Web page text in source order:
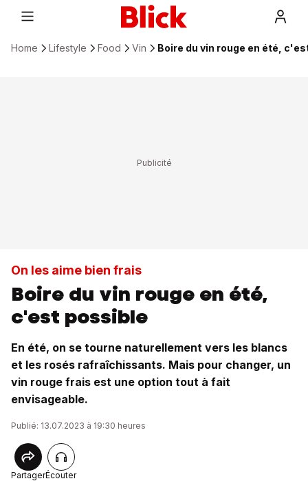
Home Lifestyle Food Vin Boire du vin rouge en été,
On les aime bien frais
Boire du vin rouge en été,
c'est possible
En été, on se tourne naturellement vers les blancs
et les rosés rafraîchissants. Mais pour changer, un
vin rouge frais est une option tout à fait
envisageable.
Publié: 13.07.2023 à 19:30 heures
PartagerÉcouter